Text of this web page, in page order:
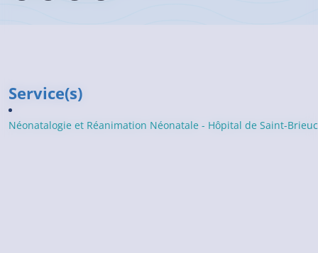
Service(s)
Néonatalogie et Réanimation Néonatale - Hôpital de Saint-Brieuc